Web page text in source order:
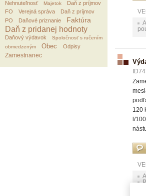
Nehnuteľnosť Majetok
Daň z príjmov
FO
Verejná správa
Daň z príjmov
PO
Daňové priznanie Faktúra
Daň z pridanej hodnoty
Daňový výdavok
Spoločnosť s ručením
obmedzeným
Obec Odpisy
Zamestnanec
120
l/